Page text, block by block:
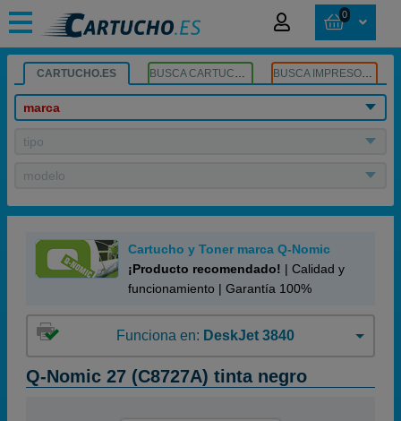
0
CARTUCHO.ES BUSCA CARTUCHOS BUSCA IMPRESORA
marca
tipo
modelo
Cartucho y Toner marca Q-Nomic
¡Producto recomendado! | Calidad y
funcionamiento | Garantía 100%
Funciona en: DeskJet 3840
Q-Nomic 27 (C8727A) tinta negro